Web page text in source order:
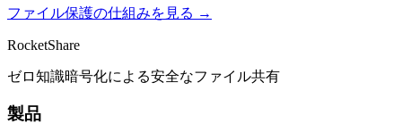
ファイル保護の仕組みを見る →
RocketShare
ゼロ知識暗号化による安全なファイル共有
製品